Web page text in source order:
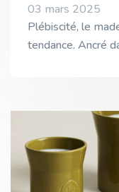
03 mars 2025
Plébiscité, le
tendance. Ancré